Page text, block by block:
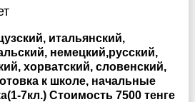
итальянский,
немецкий,русский,
хорватский, словенский,
к школе, начальные
7кл.) Стоимость 7500 тенге